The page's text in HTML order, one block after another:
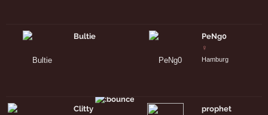
Bultie
Clitty
PeNg0
♀
Hamburg
prophet